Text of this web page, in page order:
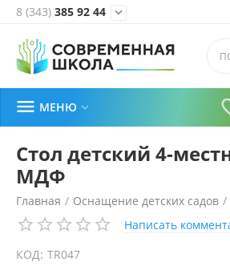
8 (343) 385 92 44 
 МЕНЮ 
Стол детский 4-
МДФ
Главная / Оснащение детских садов /
Написать
КОД: TR047